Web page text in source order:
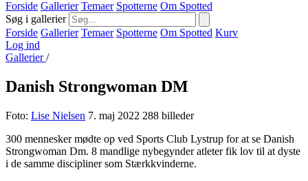
Forside Gallerier Temaer Spotterne Om Spotted
Søg i gallerier
Forside Gallerier Temaer Spotterne Om Spotted Kurv
Log ind
Gallerier/
Danish Strongwoman DM
Foto: Lise Nielsen 7. maj 2022 288 billeder
300 mennesker mødte op ved Sports Club Lystrup for at se Danish
Strongwoman Dm. 8 mandlige nybegynder atleter fik lov til at dyste
i de samme discipliner som Stærkkvinderne.